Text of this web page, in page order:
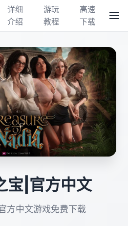
详细
介绍
游玩
教程
高速
下载
宝|官方中文
方中文游戏免费下载